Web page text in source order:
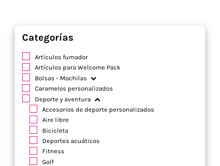
Categorías
Artículos fumador
Artículos para Welcome Pack
Bolsas - Mochilas
Caramelos personalizados
Deporte y aventura
Accesorios de deporte personalizados
Aire libre
Bicicleta
Deportes acuáticos
Fitness
Golf